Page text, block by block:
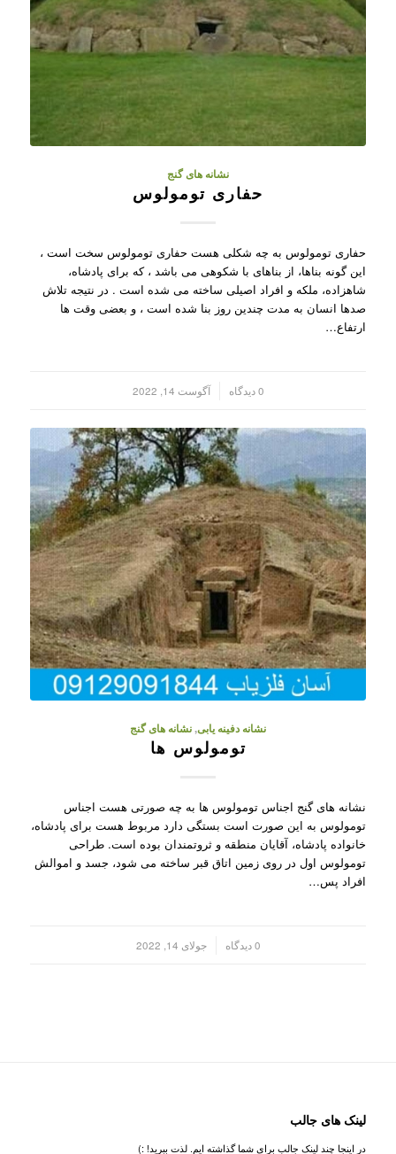
نشانه های گنج
حفاری تومولوس
حفاری تومولوس به چه شکلی هست حفاری تومولوس سخت است ،
این گونه بناها، از بناهای با شکوهی می باشد ، که برای پادشاه،
شاهزاده، ملکه و افراد اصیلی ساخته می شده است . در نتیجه تلاش
صدها انسان به مدت چندین روز بنا شده است ، و بعضی وقت ها
ارتفاع…
0 دیدگاه آگوست 14, 2022
نشانه دفینه یابی,نشانه های گنج
تومولوس ها
نشانه های گنج اجناس تومولوس ها به چه صورتی هست اجناس
تومولوس به این صورت است بستگی دارد مربوط هست برای پادشاه،
خانواده پادشاه، آقایان منطقه و ثروتمندان بوده است. طراحی
تومولوس اول در روی زمین اتاق قبر ساخته می شود، جسد و اموالش
افراد پس…
0 دیدگاه جولای 14, 2022
لینک های جالب
در اینجا چند لینک جالب برای شما گذاشته ایم. لذت ببرید! :)